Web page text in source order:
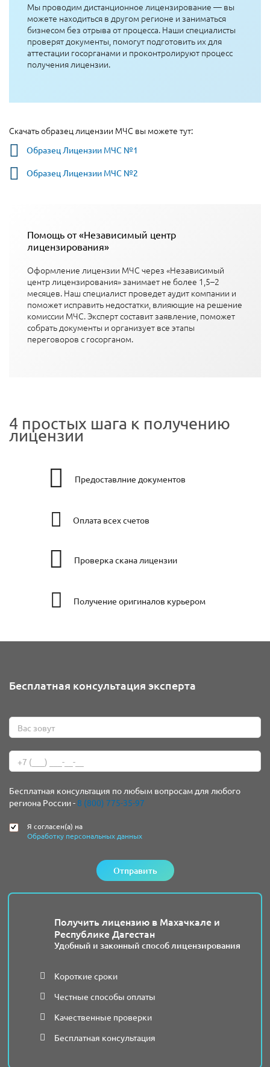
Мы проводим дистанционное лицензирование — вы
можете находиться в другом регионе и заниматься
бизнесом без отрыва от процесса. Наши специалисты
проверят документы, помогут подготовить их для
аттестации госорганами и проконтролируют процесс
получения лицензии.
Скачать образец лицензии МЧС вы можете тут:
Образец Лицензии МЧС №1
Образец Лицензии МЧС №2
Помощь от «Независимый центр
лицензирования»
Оформление лицензии МЧС через «Независимый
центр лицензирования» занимает не более 1,5–2
месяцев. Наш специалист проведет аудит компании и
поможет исправить недостатки, влияющие на решение
комиссии МЧС. Эксперт составит заявление, поможет
собрать документы и организует все этапы
переговоров с госорганом.
4 простых шага к получению
лицензии
Предоставлние документов
Оплата всех счетов
Проверка скана лицензии
Получение оригиналов курьером
Бесплатная консультация эксперта
Бесплатная консультация по любым вопросам для любого
региона России - 8 (800) 775-35-97
Я согласен(а) на
Обработку персональных данных
Отправить
Получить лицензию в Махачкале и
Республике Дагестан
Удобный и законный способ лицензирования
Короткие сроки
Честные способы оплаты
Качественные проверки
Бесплатная консультация